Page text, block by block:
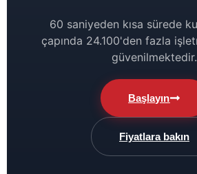
60 saniyeden kısa sürede
çapında 24.100'den fazla
güvenilmektedir.
Başlayın
Fiyatlara bakın